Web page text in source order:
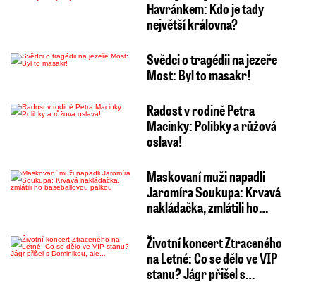
Havránkem: Kdo je tady
největší královna?
Svědci o tragédii na jezeře
Most: Byl to masakr!
Radost v rodině Petra
Macinky: Polibky a růžová
oslava!
Maskovaní muži napadli
Jaromíra Soukupa: Krvavá
nakládačka, zmlátili ho…
Životní koncert Ztraceného
na Letné: Co se dělo ve VIP
stanu? Jágr přišel s…